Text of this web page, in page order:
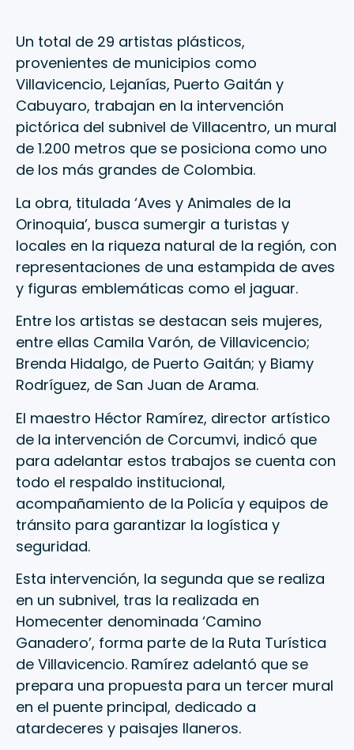
Un total de 29 artistas plásticos,
provenientes de municipios como
Villavicencio, Lejanías, Puerto Gaitán y
Cabuyaro, trabajan en la intervención
pictórica del subnivel de Villacentro, un mural
de 1.200 metros que se posiciona como uno
de los más grandes de Colombia.
La obra, titulada ‘Aves y Animales de la
Orinoquia’, busca sumergir a turistas y
locales en la riqueza natural de la región, con
representaciones de una estampida de aves
y figuras emblemáticas como el jaguar.
Entre los artistas se destacan seis mujeres,
entre ellas Camila Varón, de Villavicencio;
Brenda Hidalgo, de Puerto Gaitán; y Biamy
Rodríguez, de San Juan de Arama.
El maestro Héctor Ramírez, director artístico
de la intervención de Corcumvi, indicó que
para adelantar estos trabajos se cuenta con
todo el respaldo institucional,
acompañamiento de la Policía y equipos de
tránsito para garantizar la logística y
seguridad.
Esta intervención, la segunda que se realiza
en un subnivel, tras la realizada en
Homecenter denominada ‘Camino
Ganadero’, forma parte de la Ruta Turística
de Villavicencio. Ramírez adelantó que se
prepara una propuesta para un tercer mural
en el puente principal, dedicado a
atardeceres y paisajes llaneros.